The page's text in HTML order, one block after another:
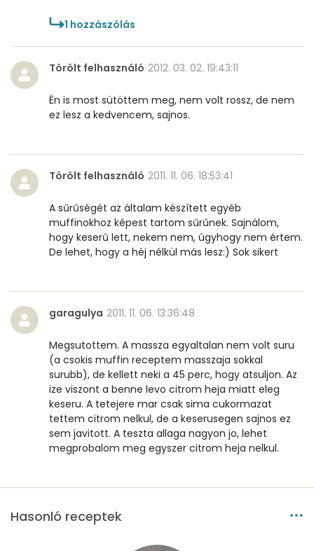
1 hozzászólás
Törölt felhasználó 2012. 03. 02. 19:43:11
Én is most sütöttem meg, nem volt rossz, de nem
ez lesz a kedvencem, sajnos.
Törölt felhasználó 2011. 11. 06. 18:53:41
A sűrűségét az általam készített egyéb
muffinokhoz képest tartom sűrűnek. Sajnálom,
hogy keserű lett, nekem nem, úgyhogy nem értem.
De lehet, hogy a héj nélkül más lesz:) Sok sikert
garagulya 2011. 11. 06. 13:36:48
Megsutottem. A massza egyaltalan nem volt suru
(a csokis muffin receptem masszaja sokkal
surubb), de kellett neki a 45 perc, hogy atsuljon. Az
ize viszont a benne levo citrom heja miatt eleg
keseru. A tetejere mar csak sima cukormazat
tettem citrom nelkul, de a keserusegen sajnos ez
sem javitott. A teszta allaga nagyon jo, lehet
megprobalom meg egyszer citrom heja nelkul.
Hasonló receptek